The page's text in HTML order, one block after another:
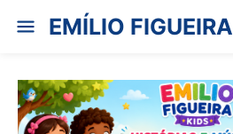
EMÍLIO FIGUEIRA